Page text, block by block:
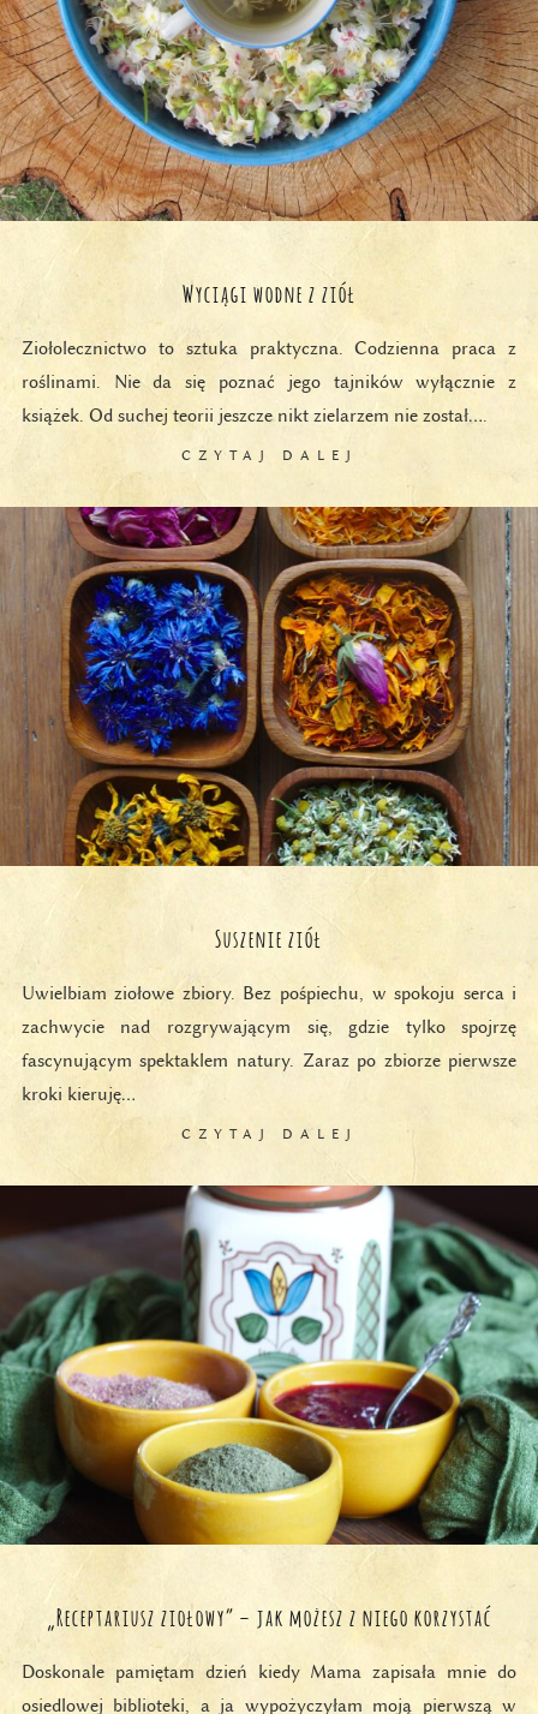
Wyciągi wodne z ziół
Ziołolecznictwo to sztuka praktyczna. Codzienna praca z
roślinami. Nie da się poznać jego tajników wyłącznie z
książek. Od suchej teorii jeszcze nikt zielarzem nie został….
CZYTAJ DALEJ
Suszenie ziół
Uwielbiam ziołowe zbiory. Bez pośpiechu, w spokoju serca i
zachwycie nad rozgrywającym się, gdzie tylko spojrzę
fascynującym spektaklem natury. Zaraz po zbiorze pierwsze
kroki kieruję…
CZYTAJ DALEJ
„Receptariusz ziołowy” – jak możesz z niego korzystać
Doskonale pamiętam dzień kiedy Mama zapisała mnie do
osiedlowej biblioteki, a ja wypożyczyłam moją pierwszą w